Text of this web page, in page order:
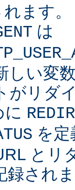
れます
は
しい変
がリダ
に
を
とリ
録され